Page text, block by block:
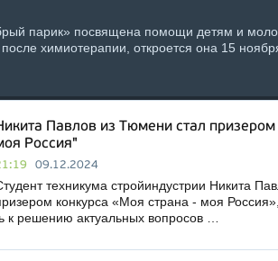
парик» посвящена помощи детям и
химиотерапии, откроется она 15
Павлов из Тюмени стал
Россия"
09.12.2024
техникума стройиндустрии Никита
конкурса «Моя страна - моя
к решению актуальных вопросов …